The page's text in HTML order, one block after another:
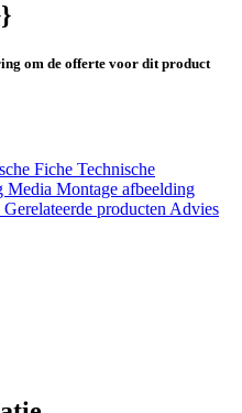
om de offerte voor dit product
Fiche Technische
Media Montage afbeelding
Gerelateerde producten Advies